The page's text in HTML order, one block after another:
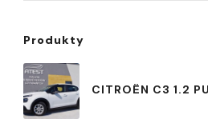
Produkty
CITROËN C3 1.2